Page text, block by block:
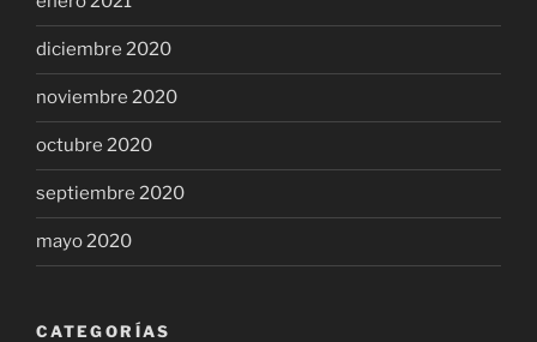
diciembre 2020
noviembre 2020
octubre 2020
septiembre 2020
mayo 2020
CATEGORÍAS